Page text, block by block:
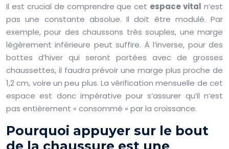
Il est crucial de comprendre que cet espace vital n’est
pas une constante absolue. Il doit être modulé. Par
exemple, pour des chaussons très souples, une marge
légèrement inférieure peut suffire. À l’inverse, pour des
bottes d’hiver qui seront portées avec de grosses
chaussettes, il faudra prévoir une marge plus proche de
1,2 cm, voire un peu plus. La vérification mensuelle de cet
espace est donc impérative pour s’assurer qu’il n’est
pas entièrement « consommé » par la croissance.
Pourquoi appuyer sur le bout
de la chaussure est une